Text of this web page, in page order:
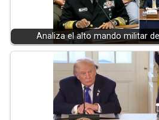
Analiza el alto mando militar